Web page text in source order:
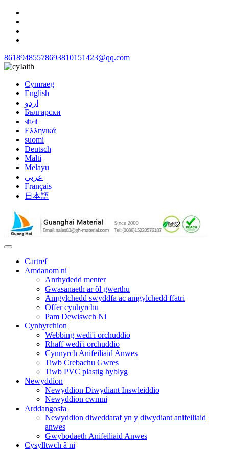
86189485578693810151423@qq.com
Iaith
Cymraeg
English
اردو
Български
বাংলা
Ελληνικά
suomi
Deutsch
Malti
Melayu
عربي
Français
日本語
Cartref
Amdanom ni
Anrhydedd menter
Gwasanaeth ar ôl gwerthu
Amgylchedd swyddfa ac amgylchedd ffatri
Offer cynhyrchu
Pam Dewiswch Ni
Cynhyrchion
Webbing wedi'i orchuddio
Rhaff wedi'i orchuddio
Cynnyrch Anifeiliaid Anwes
Tiwb Crebachu Gwres
Tiwb PVC plastig hyblyg
Newyddion
Newyddion Diwydiant Inswleiddio
Newyddion cwmni
Arddangosfa
Newyddion diweddaraf yn y diwydiant anifeiliaid
anwes
Gwybodaeth Anifeiliaid Anwes
Cysylltwch â ni